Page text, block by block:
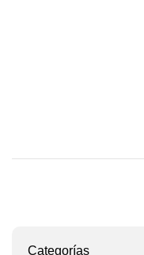
Categorías